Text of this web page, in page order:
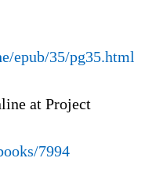
epub/35/pg35.html
at Project
7994